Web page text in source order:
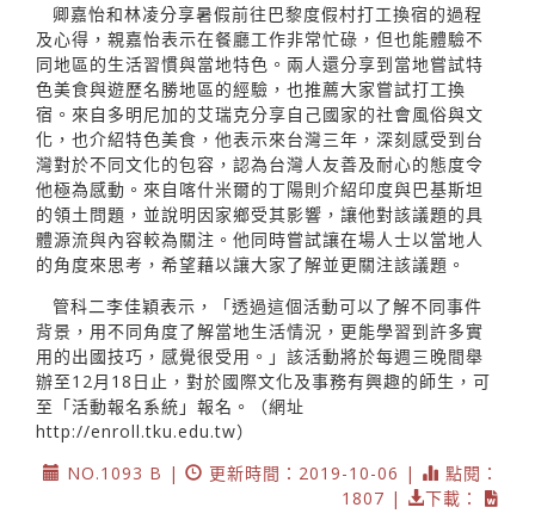
卿嘉怡和林凌分享暑假前往巴黎度假村打工換宿的過程
及心得，親嘉怡表示在餐廳工作非常忙碌，但也能體驗不
同地區的生活習慣與當地特色。兩人還分享到當地嘗試特
色美食與遊歷名勝地區的經驗，也推薦大家嘗試打工換
宿。來自多明尼加的艾瑞克分享自己國家的社會風俗與文
化，也介紹特色美食，他表示來台灣三年，深刻感受到台
灣對於不同文化的包容，認為台灣人友善及耐心的態度令
他極為感動。來自喀什米爾的丁陽則介紹印度與巴基斯坦
的領土問題，並說明因家鄉受其影響，讓他對該議題的具
體源流與內容較為關注。他同時嘗試讓在場人士以當地人
的角度來思考，希望藉以讓大家了解並更關注該議題。
管科二李佳穎表示，「透過這個活動可以了解不同事件
背景，用不同角度了解當地生活情況，更能學習到許多實
用的出國技巧，感覺很受用。」該活動將於每週三晚間舉
辦至12月18日止，對於國際文化及事務有興趣的師生，可
至「活動報名系統」報名。（網址
http://enroll.tku.edu.tw）
NO.1093 B |
更新時間：2019-10-06 |
點閱：
1807 |
下載：